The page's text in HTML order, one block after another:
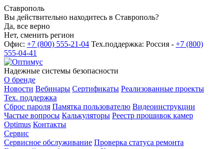
Ставрополь
Вы действительно находитесь в Ставрополь?
Да, все верно
Нет, сменить регион
Офис: +7 (800) 555-21-04 Тех.поддержка: Россия - +7 (800)
555-04-41
Надежные системы безопасности
О бренде
Новости Вебинары Сертификаты Реализованные проекты
Тех. поддержка
Сброс пароля Памятка пользователю Видеоинструкции
Частые вопросы Калькуляторы Реестр прошивок камер
Optimus Контакты
Сервис
Сервисное обслуживание Проверка статуса ремонта